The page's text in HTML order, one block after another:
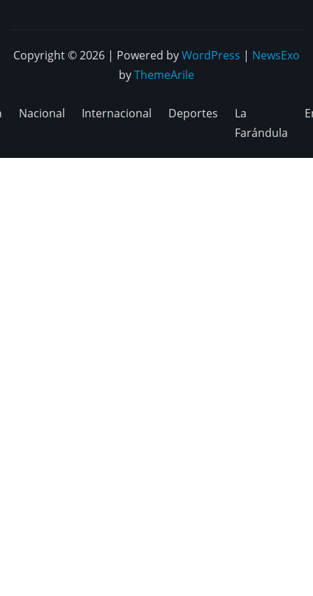
Copyright © 2026 | Powered byWordPress | NewsExo
byThemeArile
Nacional Internacional Deportes
La
Farándula